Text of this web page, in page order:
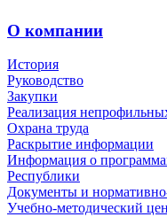
О компании
История
Руководство
Закупки
Реализация
Охрана труда
Раскрытие информации
Информация о
Республики
Документы и
Учебно-методический